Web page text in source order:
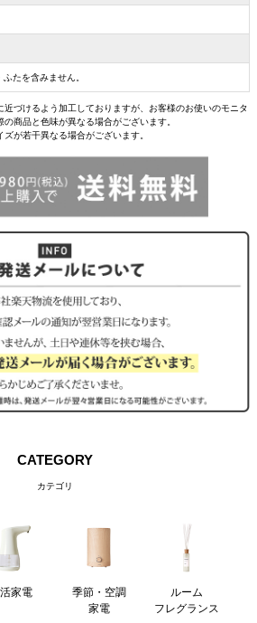
たを含みません。
づけるよう加工しておりますが、お客様のお使いのモニタ
商品と色味が異なる場合がございます。
が若干異なる場合がございます。
CATEGORY
カテゴリ
家電
季節・空調
家電
ルーム
フレグランス